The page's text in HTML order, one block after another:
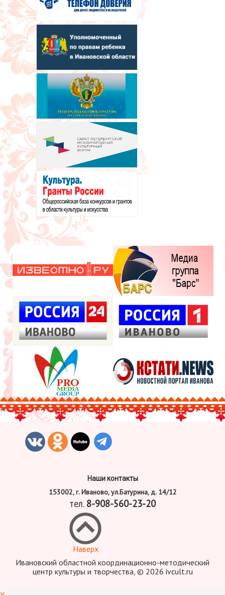
Наши контакты
153002, г. Иваново, ул.Батурина, д. 14/12
тел. 8-908-560-23-20
Наверх
Ивановский областной координационно-методический
центр культуры и творчества, © 2026 ivcult.ru